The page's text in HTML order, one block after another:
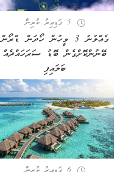
5 ގަޑިއިރު ކުރިން
ގެއްލުނު 3 މީހުން ހޯދަން ޑްރޯން
ބޭނުންކޮށްގެން ބޮޑު ސަރަހައްދެއް
ބަލައިފި